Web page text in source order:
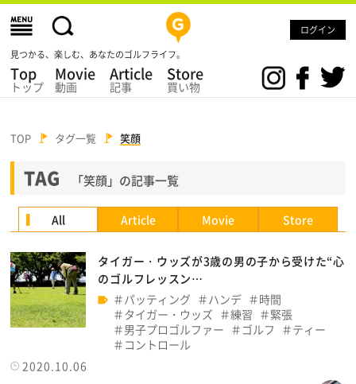
ログイン
見つかる、楽しむ、あなたのゴルフライフ。
Top
トップ
Movie
動画
Article
記事
Store
買い物
TOP タグ一覧 笑顔
TAG 「笑顔」の記事一覧
All Article Movie Store
タイガー・ウッズが3歳の男の子から受けた“心
のゴルフレッスン…
パッティング
ハンデ
時間
タイガー・ウッズ
練習
緊張
男子プロゴルファー
ゴルフ
ティー
コントロール
2020.10.06